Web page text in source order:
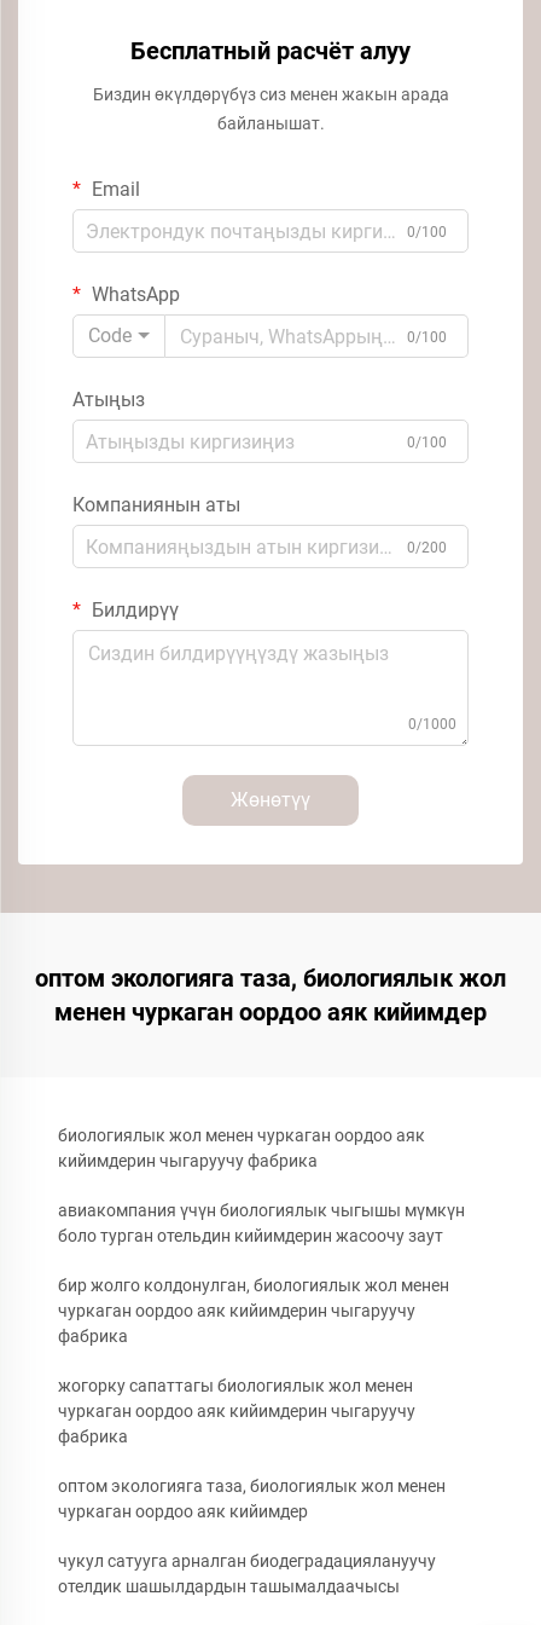
Бесплатный расчёт алуу
Биздин өкүлдөрүбүз сиз менен жакын арада
байланышат.
Email
0/100
WhatsApp
Code
0/100
Атыңыз
0/100
Компаниянын аты
0/200
Билдирүү
0/1000
Жөнөтүү
оптом экологияга таза, биологиялык жол
менен чуркаган оордоо аяк кийимдер
биологиялык жол менен чуркаган оордоо аяк
кийимдерин чыгаруучу фабрика
авиакомпания үчүн биологиялык чыгышы мүмкүн
боло турган отельдин кийимдерин жасоочу заут
бир жолго колдонулган, биологиялык жол менен
чуркаган оордоо аяк кийимдерин чыгаруучу
фабрика
жогорку сапаттагы биологиялык жол менен
чуркаган оордоо аяк кийимдерин чыгаруучу
фабрика
оптом экологияга таза, биологиялык жол менен
чуркаган оордоо аяк кийимдер
чукул сатууга арналган биодеградациялануучу
отелдик шашылдардын ташымалдаачысы